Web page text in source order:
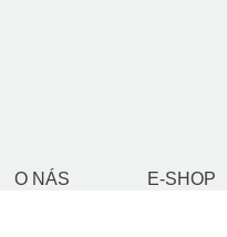
O NÁS E-SHOP